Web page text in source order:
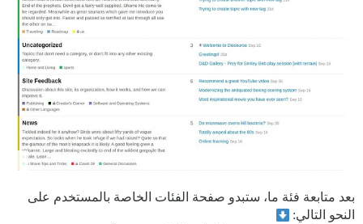
بعد متابعة فئة ما، ستبدو صفحة الفئات الخاصة بالمستخدم على
النحو التالي: